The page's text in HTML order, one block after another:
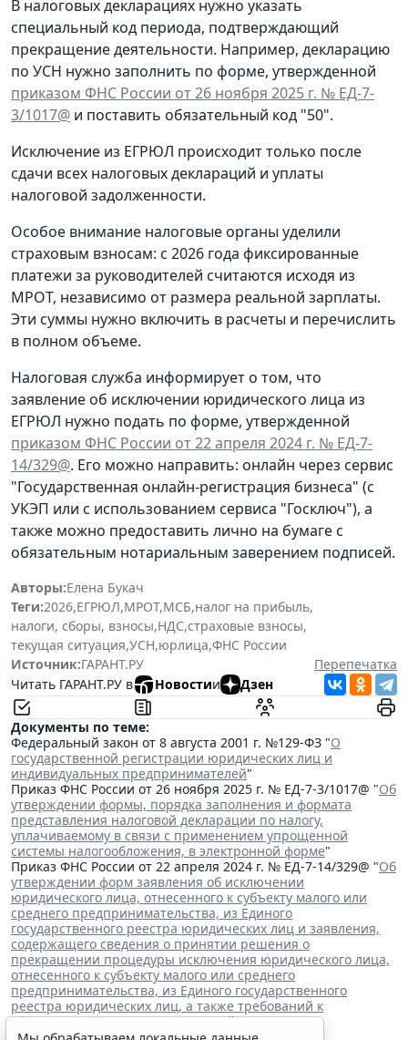
В налоговых декларациях нужно указать
специальный код периода, подтверждающий
прекращение деятельности. Например, декларацию
по УСН нужно заполнить по форме, утвержденной
приказом ФНС России от 26 ноября 2025 г. № ЕД-7-
3/1017@ и поставить обязательный код "50".
Исключение из ЕГРЮЛ происходит только после
сдачи всех налоговых деклараций и уплаты
налоговой задолженности.
Особое внимание налоговые органы уделили
страховым взносам: с 2026 года фиксированные
платежи за руководителей считаются исходя из
МРОТ, независимо от размера реальной зарплаты.
Эти суммы нужно включить в расчеты и перечислить
в полном объеме.
Налоговая служба информирует о том, что
заявление об исключении юридического лица из
ЕГРЮЛ нужно подать по форме, утвержденной
приказом ФНС России от 22 апреля 2024 г. № ЕД-7-
14/329@. Его можно направить: онлайн через сервис
"Государственная онлайн-регистрация бизнеса" (с
УКЭП или с использованием сервиса "Госключ"), а
также можно предоставить лично на бумаге с
обязательным нотариальным заверением подписей.
Авторы:Елена Букач
Теги:2026,ЕГРЮЛ,МРОТ,МСБ,налог на прибыль,
налоги, сборы, взносы,НДС,страховые взносы,
текущая ситуация,УСН,юрлица,ФНС России
Источник:ГАРАНТ.РУ
Перепечатка
Читать ГАРАНТ.РУ в
Новостии Дзен
Документы по теме:
Федеральный закон от 8 августа 2001 г. №129-ФЗ "О
государственной регистрации юридических лиц и
индивидуальных предпринимателей"
Приказ ФНС России от 26 ноября 2025 г. № ЕД-7-3/1017@ "Об
утверждении формы, порядка заполнения и формата
представления налоговой декларации по налогу,
уплачиваемому в связи с применением упрощенной
системы налогообложения, в электронной форме"
Приказ ФНС России от 22 апреля 2024 г. № ЕД-7-14/329@ "Об
утверждении форм заявления об исключении
юридического лица, отнесенного к субъекту малого или
среднего предпринимательства, из Единого
государственного реестра юридических лиц и заявления,
содержащего сведения о принятии решения о
прекращении процедуры исключения юридического лица,
отнесенного к субъекту малого или среднего
предпринимательства, из Единого государственного
реестра юридических лиц, а также требований к
оформлению указанных заявлений"
Читайте также: